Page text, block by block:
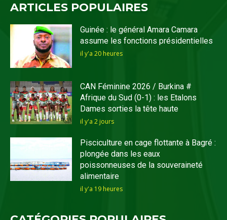
ARTICLES POPULAIRES
Guinée : le général Amara Camara
assume les fonctions présidentielles
il y'a 20 heures
CAN Féminine 2026 / Burkina #
Afrique du Sud (0-1) : les Etalons
Dames sorties la tête haute
il y'a 2 jours
Pisciculture en cage flottante à Bagré :
plongée dans les eaux
poissonneuses de la souveraineté
alimentaire
il y'a 19 heures